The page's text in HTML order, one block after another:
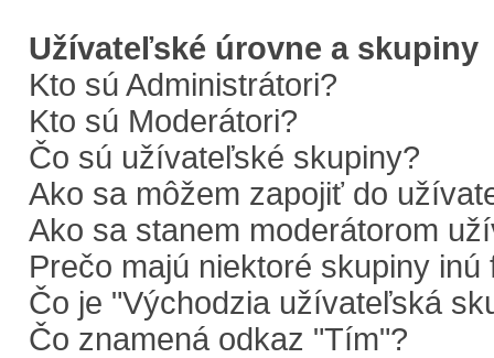
Užívateľské úrovne a skupiny
Kto sú Administrátori?
Kto sú Moderátori?
Čo sú užívateľské skupiny?
Ako sa môžem zapojiť do
Ako sa stanem moderátorom
Prečo majú niektoré skupiny inú
Čo je "Východzia užívateľská
Čo znamená odkaz "Tím"?